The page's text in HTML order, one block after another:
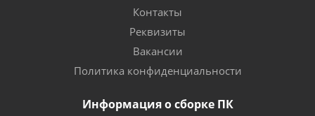
Контакты
Реквизиты
Вакансии
Политика конфиденциальности
Информация о сборке ПК